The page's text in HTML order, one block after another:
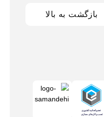
بازگشت به بالا